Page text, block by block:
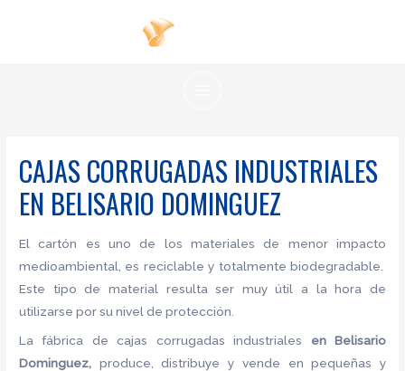
CAJAS CORRUGADAS INDUSTRIALES
EN BELISARIO DOMINGUEZ
El cartón es uno de los materiales de menor impacto
medioambiental, es reciclable y totalmente biodegradable.
Este tipo de material resulta ser muy útil a la hora de
utilizarse por su nivel de protección.
La fábrica decajas corrugadas industriales
en Belisario
Dominguez, produce, distribuye y vende en pequeñas y